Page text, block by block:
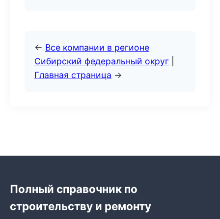
← Все компании в регионе
Сибирский федеральный округ
Главная страница →
Полный справочник по
строительству и ремонту